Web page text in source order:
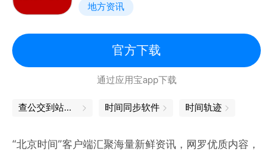
地方资讯
官方下载
通过应用宝app下载
查公交到站时间 时间同步软件 时间轨迹
“北京时间”客户端汇聚海量新鲜资讯，网罗优质内容，